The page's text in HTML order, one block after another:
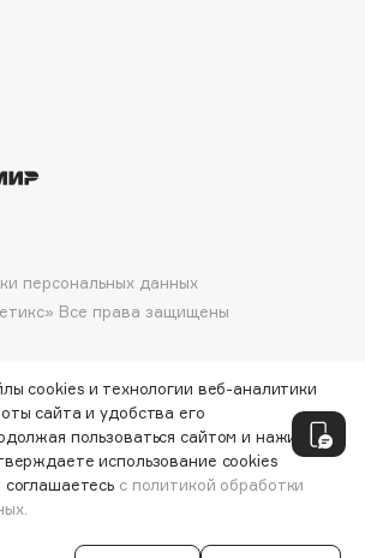
Все права защищены
персональных данных
cookies и технологии веб-аналитики
сайта и удобства его
пользоваться сайтом и нажимая
использование cookies
с политикой обработки